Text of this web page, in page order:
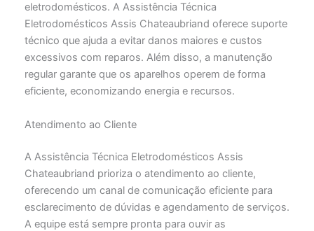
eletrodomésticos. A Assistência Técnica
Eletrodomésticos Assis Chateaubriand oferece suporte
técnico que ajuda a evitar danos maiores e custos
excessivos com reparos. Além disso, a manutenção
regular garante que os aparelhos operem de forma
eficiente, economizando energia e recursos.
Atendimento ao Cliente
A Assistência Técnica Eletrodomésticos Assis
Chateaubriand prioriza o atendimento ao cliente,
oferecendo um canal de comunicação eficiente para
esclarecimento de dúvidas e agendamento de serviços.
A equipe está sempre pronta para ouvir as